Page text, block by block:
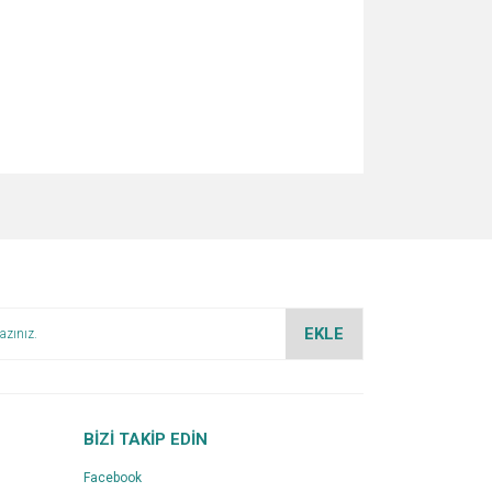
EKLE
BİZİ TAKİP EDİN
Facebook